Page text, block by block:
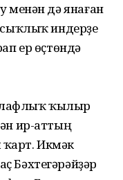
менән дә янаған
индерҙе
ер өҫтөндә
ҡылыр
ир-аттың
ҡарт. Икмәк
Бәхтегәрәйҙәр